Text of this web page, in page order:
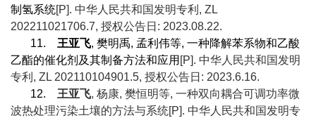
制氢系统[P]. 中华人民共和国发明专利 , ZL
202211021706.7, 授权公告日 : 2023.08.22.
11.
王亚飞, 樊明禹, 孟利伟等, 一种降解苯系物和乙酸
乙酯的催化剂及其制备方法和应用 [P]. 中华人民共和国发明
专利 , ZL 202110104901.5, 授权公告日 : 2023.6.16.
12.
王亚飞, 杨康, 樊恒明等, 一种双向耦合可调功率微
波热处理污染土壤的方法与系统[P]. 中华人民共和国发明专